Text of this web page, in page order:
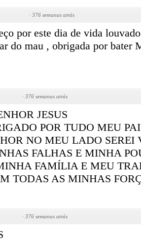
· 376 semanas atrás
por este dia de vida
do mau , obrigada por bater
· 376 semanas atrás
JESUS
POR TUDO MEU PAI
NO MEU LADO SEREI
FALHAS E MINHA
FAMÍLIA E MEU
TODAS AS MINHAS
· 376 semanas atrás